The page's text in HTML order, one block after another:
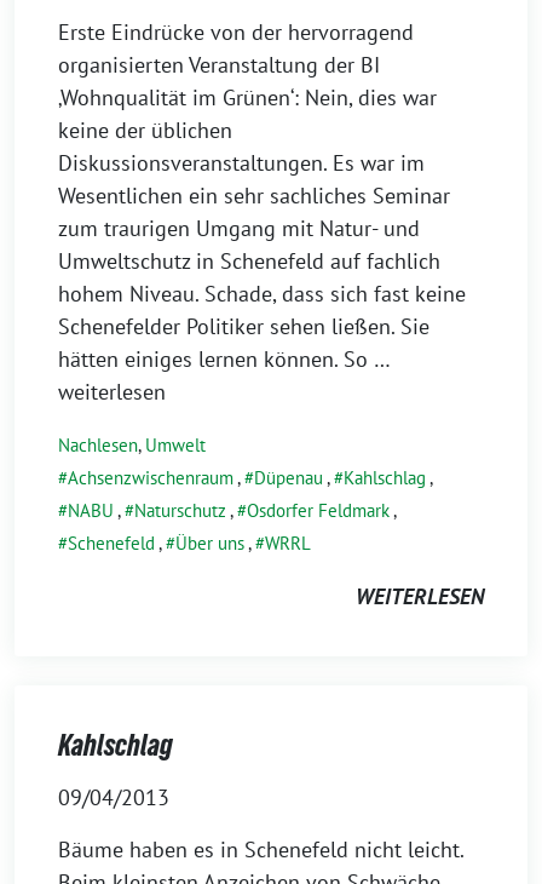
Erste Eindrücke von der hervorragend
organisierten Veranstaltung der BI
‚Wohnqualität im Grünen‘: Nein, dies war
keine der üblichen
Diskussionsveranstaltungen. Es war im
Wesentlichen ein sehr sachliches Seminar
zum traurigen Umgang mit Natur- und
Umweltschutz in Schenefeld auf fachlich
hohem Niveau. Schade, dass sich fast keine
Schenefelder Politiker sehen ließen. Sie
hätten einiges lernen können. So …
weiterlesen
Nachlesen, Umwelt
Achsenzwischenraum, Düpenau , Kahlschlag ,
NABU , Naturschutz , Osdorfer Feldmark,
Schenefeld , Über uns, WRRL
WEITERLESEN
Kahlschlag
09/04/2013
Bäume haben es in Schenefeld nicht leicht.